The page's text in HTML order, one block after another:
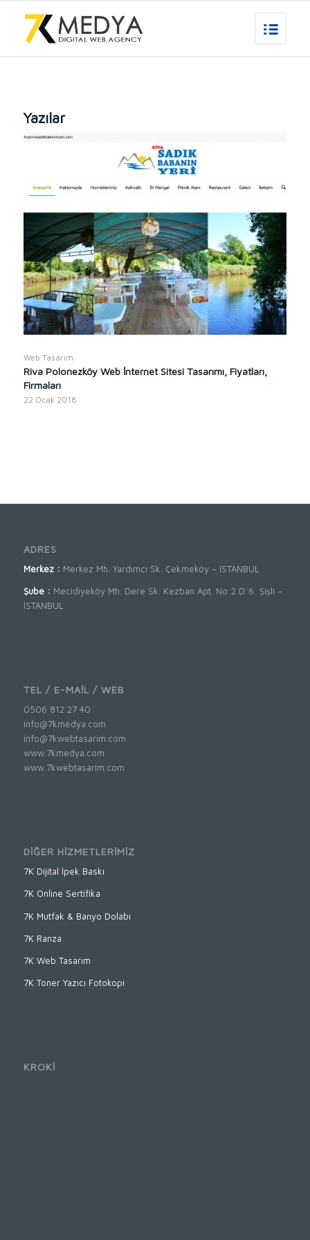
Yazılar
Web Tasarım
Riva Polonezköy Web İnternet Sitesi Tasarımı, Fiyatları,
Firmaları
22 Ocak 2018
ADRES
Merkez : Merkez Mh. Yardımcı Sk. Çekmeköy – İSTANBUL
Şube : Mecidiyeköy Mh. Dere Sk. Kezban Apt. No:2 D:6 Şişli –
İSTANBUL
TEL / E-MAİL / WEB
0506 812 27 40
info@7kmedya.com
info@7kwebtasarim.com
www.7kmedya.com
www.7kwebtasarim.com
DİĞER HİZMETLERİMİZ
7K Dijital İpek Baskı
7K Online Sertifika
7K Mutfak & Banyo Dolabı
7K Ranza
7K Web Tasarım
7K Toner Yazıcı Fotokopi
KROKİ